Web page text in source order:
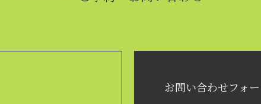
お問い合わせフォ